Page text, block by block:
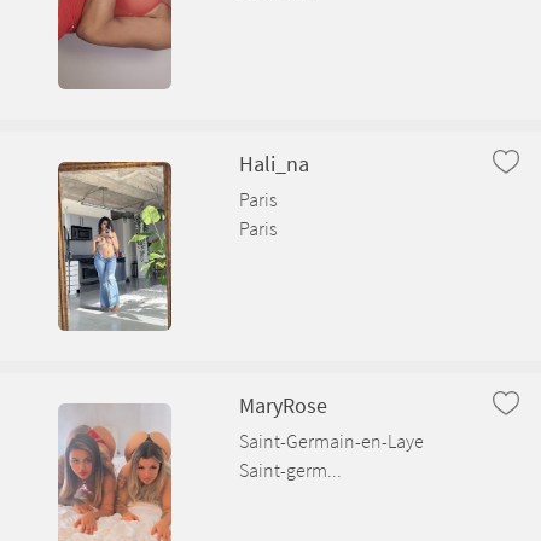
Hali_na
Paris
Paris
MaryRose
Saint-Germain-en-Laye
Saint-germ...